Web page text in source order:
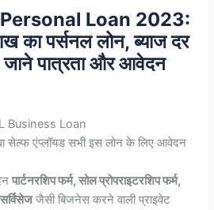
Loan 2023:
का पर्सनल लोन, ब्याज दर
पात्रता और आवेदन
Business Loan
सेल्फ एंप्लॉयड सभी इस लोन के लिए आवेदन
पार्टनरशिप फर्म, सोल प्रोपराइटरशिप फर्म,
जैसी बिजनेस करने वाली प्राइवेट